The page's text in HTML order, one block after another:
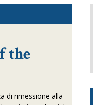
the
di rimessione alla